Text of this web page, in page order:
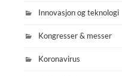
Innovasjon og teknologi
Kongresser & messer
Koronavirus